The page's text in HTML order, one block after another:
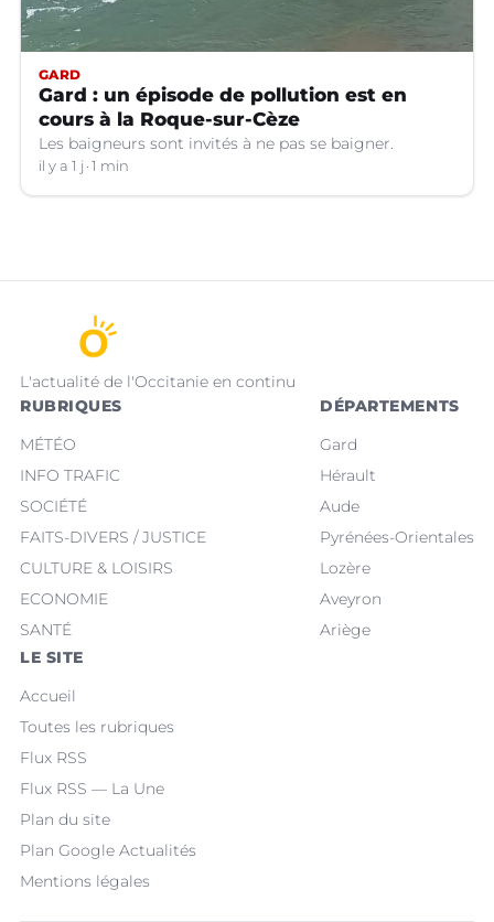
GARD
Gard : un épisode de pollution est en
cours à la Roque-sur-Cèze
Les baigneurs sont invités à ne pas se baigner.
il y a 1 j 1 min
L'actualité de l'Occitanie en continu
RUBRIQUES
MÉTÉO
INFO TRAFIC
SOCIÉTÉ
FAITS-DIVERS / JUSTICE
CULTURE & LOISIRS
ECONOMIE
SANTÉ
DÉPARTEMENTS
Gard
Hérault
Aude
Pyrénées-Orientales
Lozère
Aveyron
Ariège
LE SITE
Accueil
Toutes les rubriques
Flux RSS
Flux RSS — La Une
Plan du site
Plan Google Actualités
Mentions légales